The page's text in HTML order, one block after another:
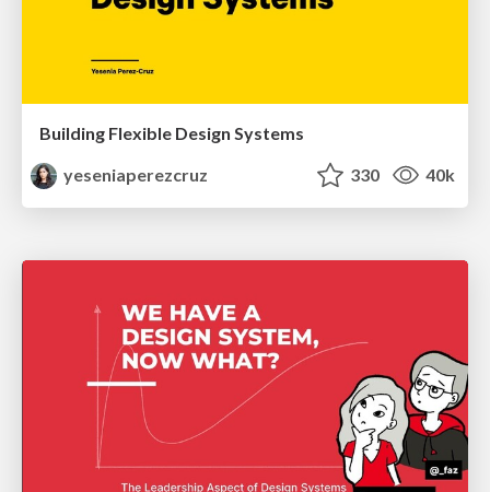
Building Flexible Design Systems
yeseniaperezcruz
330 40k